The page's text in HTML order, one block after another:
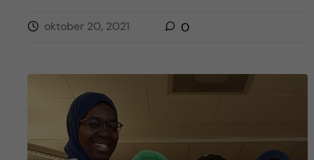
oktober 20, 2021 0